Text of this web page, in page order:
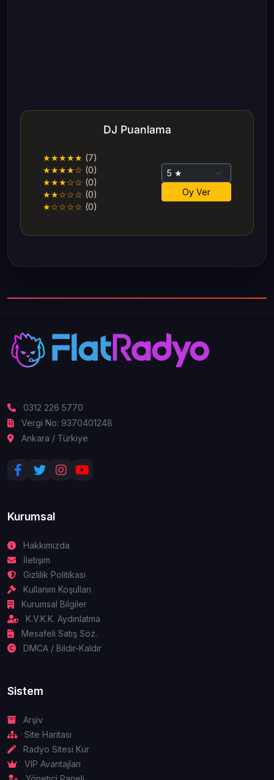
DJ Puanlama
★★★★★ (7)
★★★★☆ (0)
★★★☆☆ (0)
★★☆☆☆ (0)
★☆☆☆☆ (0)
Oy Ver
0312 226 5770
Vergi No: 9370401248
Ankara / Türkiye
Kurumsal
Hakkımızda
İletişim
Gizlilik Politikası
Kullanım Koşulları
Kurumsal Bilgiler
K.V.K.K. Aydınlatma
Mesafeli Satış Söz.
DMCA / Bildir-Kaldır
Sistem
Arşiv
Site Haritası
Radyo Sitesi Kur
VIP Avantajları